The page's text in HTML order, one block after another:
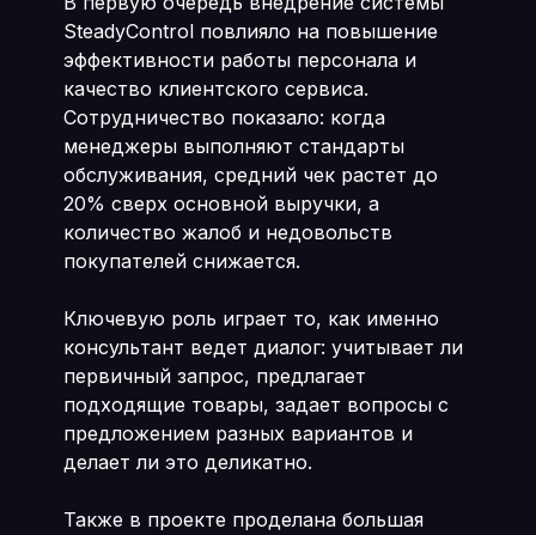
SteadyControl повлияло на повышение
эффективности работы персонала и
качество клиентского сервиса.
Сотрудничество показало: когда
менеджеры выполняют стандарты
обслуживания, средний чек растет до
20% сверх основной выручки, а
количество жалоб и недовольств
покупателей снижается.
Ключевую роль играет то, как именно
консультант ведет диалог: учитывает ли
первичный запрос, предлагает
подходящие товары, задает вопросы с
предложением разных вариантов и
делает ли это деликатно.
Также в проекте проделана большая